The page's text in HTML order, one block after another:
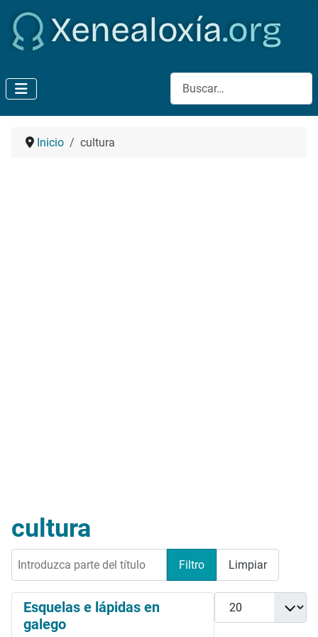
Buscar
Inicio cultura
cultura
Introduzca parte del título
Filtro Limpiar
Cantidad
Esquelas e lápidas en
galego